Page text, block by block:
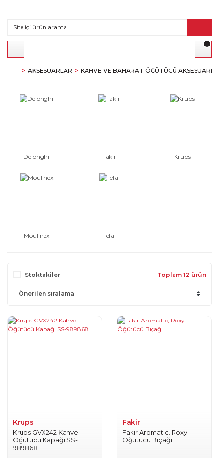
AKSESUARLAR KAHVE VE BAHARAT ÖĞÜTÜCÜ
Delonghi Fakir Krups
Moulinex Tefal
Stoktakiler Toplam 12 ürün
Krups
Krups GVX242 Kahve
Öğütücü Kapağı SS-
989868
Fakir
Fakir Aromatic, Roxy
Öğütücü Bıçağı